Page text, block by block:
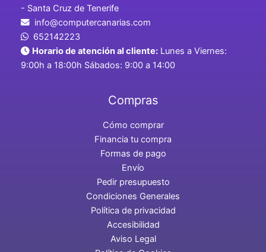
- Santa Cruz de Tenerife
info@computercanarias.com
652142223
Horario de atención al cliente: Lunes a Viernes:
9:00h a 18:00h Sábados: 9:00 a 14:00
Compras
Cómo comprar
Financia tu compra
Formas de pago
Envío
Pedir presupuesto
Condiciones Generales
Política de privacidad
Accesibilidad
Aviso Legal